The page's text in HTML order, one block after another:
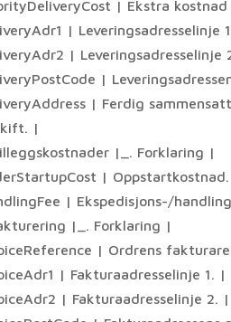
| Ekstra
| Leveringsadresselinje
| Leveringsadresselinje
|
| Ferdig
|
|_. Forklaring |
|
| Ekspedisjons-/
|_. Forklaring |
| Ordrens
| Fakturaadresselinje 1. |
| Fakturaadresselinje 2. |